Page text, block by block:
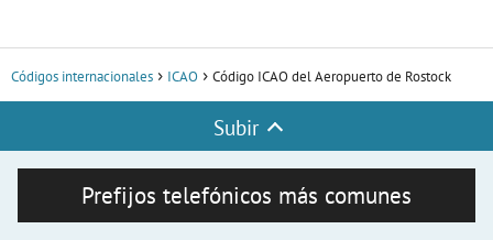
Códigos internacionales ICAO Código ICAO del Aeropuerto de Rostock
Subir
Prefijos telefónicos más comunes